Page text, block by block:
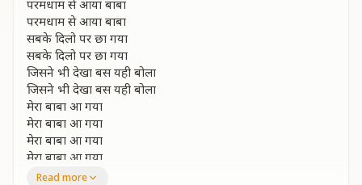
परमधाम से आया बाबा
परमधाम से आया बाबा
सबके दिलो पर छा गया
सबके दिलो पर छा गया
जिसने भी देखा बस यही बोला
जिसने भी देखा बस यही बोला
मेरा बाबा आ गया
मेरा बाबा आ गया
मेरा बाबा आ गया
मेरा बाबा आ गया
परमधाम से आया बाबा
Read more